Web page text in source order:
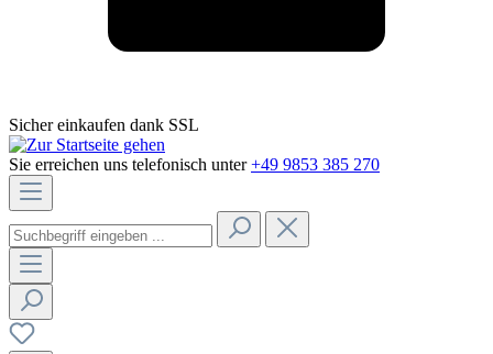
Sicher einkaufen dank SSL
Sie erreichen uns telefonisch unter +49 9853 385 270